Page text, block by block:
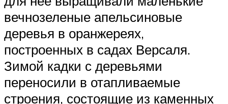
вечнозеленые апельсиновые
деревья в оранжереях,
построенных в садах Версаля.
Зимой кадки с деревьями
переносили в отапливаемые
строения, состоящие из каменных